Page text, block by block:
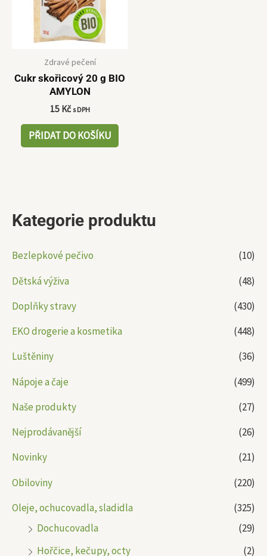
Kategorie produktu
Bezlepkové pečivo
(10)
Dětská výživa
(48)
Doplňky stravy
(430)
EKO drogerie a kosmetika
(448)
Luštěniny
(36)
Nápoje a čaje
(499)
Naše produkty
(27)
Nejprodávanější
(26)
Novinky
(21)
Obiloviny
(220)
Oleje, ochucovadla, sladidla
(325)
Dochucovadla
(29)
Hořčice, kečupy, octy
(2)
Zdravé pečení
Cukr skořicový 20 g BIO
AMYLON
15 Kč s DPH
PŘIDAT DO KOŠÍKU